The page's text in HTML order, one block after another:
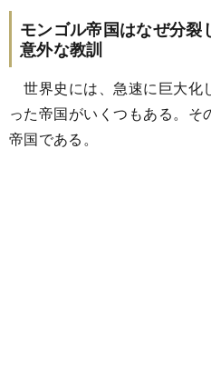
モンゴル帝国はなぜ分
意外な教訓
世界史には、急速に巨大化
った帝国がいくつもある。
帝国である。